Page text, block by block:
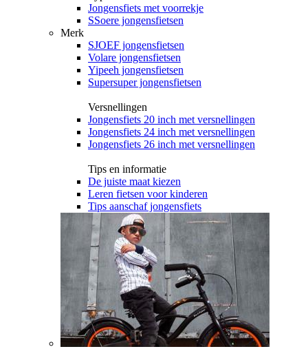
Jongensfiets met voorrekje
SSoere jongensfietsen
Merk
SJOEF jongensfietsen
Volare jongensfietsen
Yipeeh jongensfietsen
Supersuper jongensfietsen
Versnellingen
Jongensfiets 20 inch met versnellingen
Jongensfiets 24 inch met versnellingen
Jongensfiets 26 inch met versnellingen
Tips en informatie
De juiste maat kiezen
Leren fietsen voor kinderen
Tips aanschaf jongensfiets